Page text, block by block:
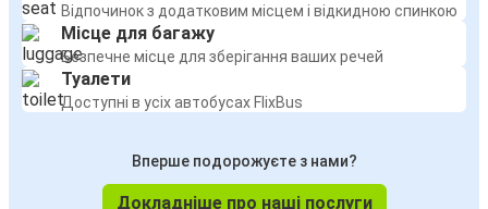
Відпочинок з додатковим місцем і відкидною спинкою
Місце для багажу
Безпечне місце для зберігання ваших речей
Туалети
Доступні в усіх автобусах FlixBus
Вперше подорожуєте з нами?
Докладніше про наші послуги